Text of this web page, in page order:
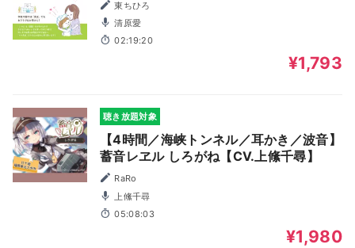
東ちひろ
清原愛
02:19:20
¥1,793
聴き放題対象
【4時間／海峡トンネル／耳かき／波音】
蓄音レヱル しろがね【CV.上絛千尋】
RaRo
上絛千尋
05:08:03
¥1,980